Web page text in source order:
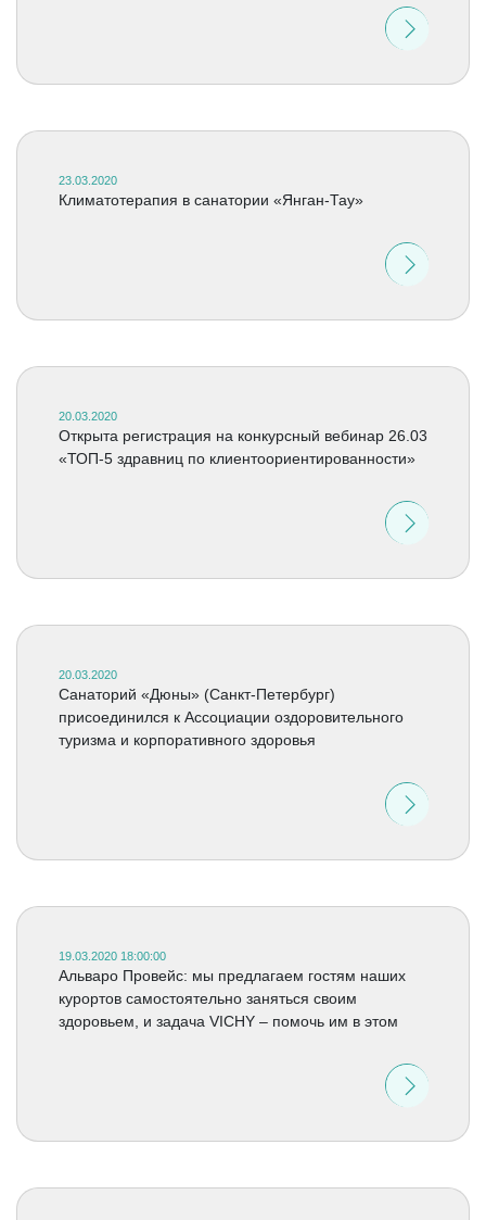
23.03.2020
Климатотерапия в санатории «Янган-Тау»
20.03.2020
Открыта регистрация на конкурсный вебинар 26.03
«ТОП-5 здравниц по клиентоориентированности»
20.03.2020
Санаторий «Дюны» (Санкт-Петербург)
присоединился к Ассоциации оздоровительного
туризма и корпоративного здоровья
19.03.2020 18:00:00
Альваро Провейс: мы предлагаем гостям наших
курортов самостоятельно заняться своим
здоровьем, и задача VICHY – помочь им в этом